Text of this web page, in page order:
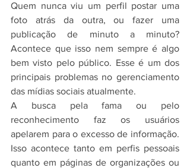
Quem nunca viu um perfil postar uma
foto atrás da outra, ou fazer uma
publicação de minuto a minuto?
Acontece que isso nem sempre é algo
bem visto pelo público. Esse é um dos
principais problemas no gerenciamento
das mídias sociais atualmente.
A busca pela fama ou pelo
reconhecimento faz os usuários
apelarem para o excesso de informação.
Isso acontece tanto em perfis pessoais
quanto em páginas de organizações ou